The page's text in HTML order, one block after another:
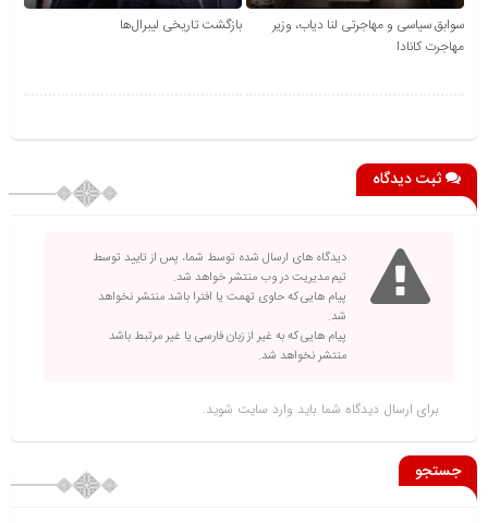
سوابق سیاسی و مهاجرتی لنا دیاب، وزیر
مهاجرت کانادا
بازگشت تاریخی لیبرال‌ها
ثبت دیدگاه
دیدگاه های ارسال شده توسط شما، پس از تایید توسط
تیم مدیریت در وب منتشر خواهد شد.
پیام هایی که حاوی تهمت یا افترا باشد منتشر نخواهد
شد.
پیام هایی که به غیر از زبان فارسی یا غیر مرتبط باشد
منتشر نخواهد شد.
برای ارسال دیدگاه شما باید وارد سایت شوید.
جستجو